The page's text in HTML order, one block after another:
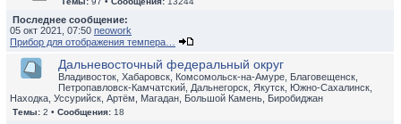
Последнее сообщение:
05 окт 2021, 07:50 neowork
Прибор для отображения темпера…
Дальневосточный федеральный округ
Владивосток, Хабаровск, Комсомольск-на-Амуре, Благовещенск,
Петропавловск-Камчатский, Дальнегорск, Якутск, Южно-Сахалинск,
Находка, Уссурийск, Артём, Магадан, Большой Камень, Биробиджан
Темы: 2 • Сообщения: 18